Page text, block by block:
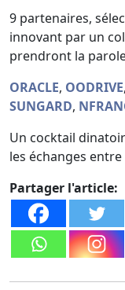
9 partenaires,
innovant par un
prendront la
ORACLE, OODRIVE,
SUNGARD,
Un cocktail
les échanges
Partager l'article: